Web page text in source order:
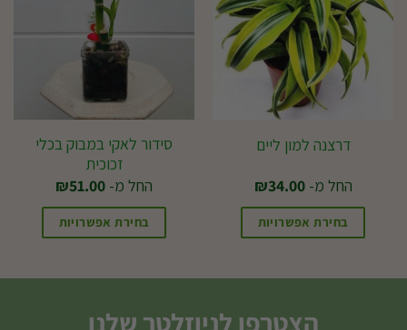
סוגים.
ניתן
לבחור
את
האפשרויות
בעמוד
דרצנה למון ליים
החל מ-
₪34.00
בחירת אפשרויות
זה
מספר
סידור לאקי במבוק בכלי
זכוכית
החל מ-
₪51.00
בחירת אפשרויות
זה
מספר
הצטרפו לניוזלטר שלנו